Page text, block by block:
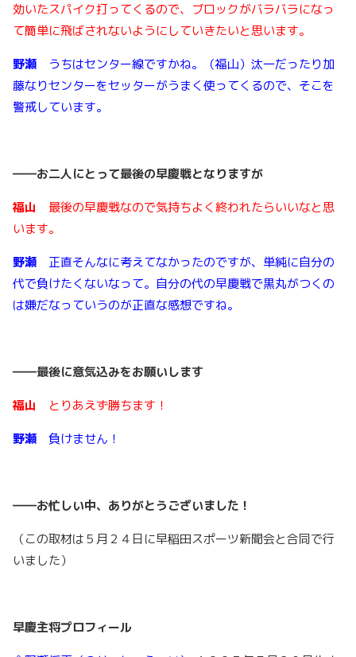
効いたスパイク打ってくるので、ブロックがバラバラになっ
て簡単に飛ばされないようにしていきたいと思います。
野瀬 うちはセンター線ですかね。（福山）汰一だったり加
藤なりセンターをセッターがうまく使ってくるので、そこを
警戒しています。
――お二人にとって最後の早慶戦となりますが
福山 最後の早慶戦なので気持ちよく終われたらいいなと思
います。
野瀬 正直そんなに考えてなかったのですが、単純に自分の
代で負けたくないなって。自分の代の早慶戦で黒丸がつくの
は嫌だなっていうのが正直な感想ですね。
――最後に意気込みをお願いします
福山 とりあえず勝ちます！
野瀬 負けません！
――お忙しい中、ありがとうございました！
（この取材は５月２４日に早稲田スポーツ新聞会と合同で行
いました）
早慶主将プロフィール